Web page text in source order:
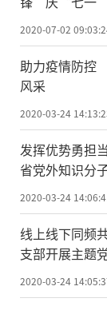
2020-07-02
助力疫情防控
风采
2020-03-24
发挥优势勇担
省党外知识分
2020-03-24
线上线下同频
支部开展主题
2020-03-24